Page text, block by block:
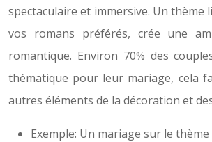
spectaculaire et immersive. Un thème
vos romans préférés, crée une
romantique. Environ 70% des
thématique pour leur mariage, cela
autres éléments de la décoration et
Exemple: Un mariage sur le thème